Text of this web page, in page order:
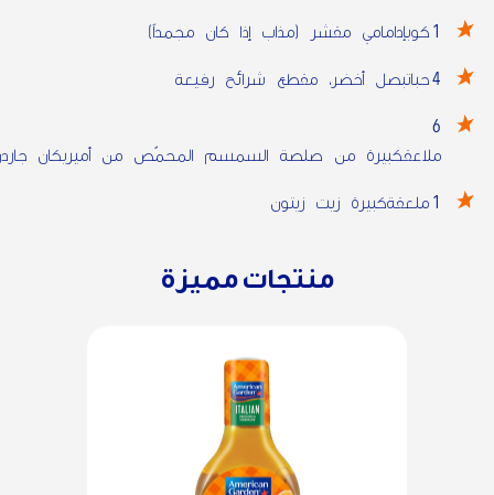
1 كوبإدامامي مقشر (مذاب إذا كان مجمداً)
4حباتبصل أخضر، مقطع شرائح رفيعة
6
ملاعقكبيرة من صلصة السمسم المحمّص من أميريكان
1 ملعقةكبيرة زيت زيتون
منتجات مميزة
صلصة السمسم المحمص للتتبيل
والتغميس